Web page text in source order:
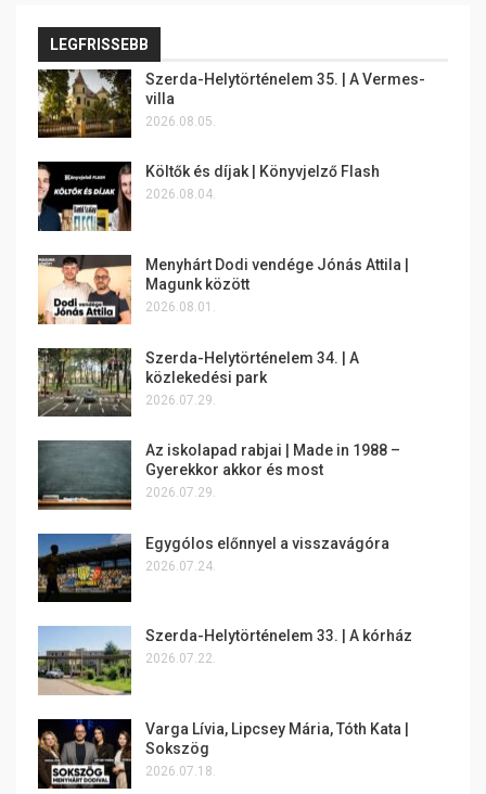
LEGFRISSEBB
Szerda-Helytörténelem 35. | A Vermes-
villa
2026.08.05.
Költők és díjak | Könyvjelző Flash
2026.08.04.
Menyhárt Dodi vendége Jónás Attila |
Magunk között
2026.08.01.
Szerda-Helytörténelem 34. | A
közlekedési park
2026.07.29.
Az iskolapad rabjai | Made in 1988 –
Gyerekkor akkor és most
2026.07.29.
Egygólos előnnyel a visszavágóra
2026.07.24.
Szerda-Helytörténelem 33. | A kórház
2026.07.22.
Varga Lívia, Lipcsey Mária, Tóth Kata |
Sokszög
2026.07.18.